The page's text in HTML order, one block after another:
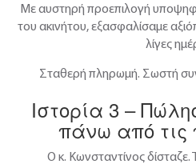
Με αυστηρή προεπιλογή
του ακινήτου, εξασφαλίσαμε
λίγες
Σταθερή πληρωμή. Σωστή
Ιστορία 3 –
πάνω από τις
Ο κ. Κωνσταντίνος